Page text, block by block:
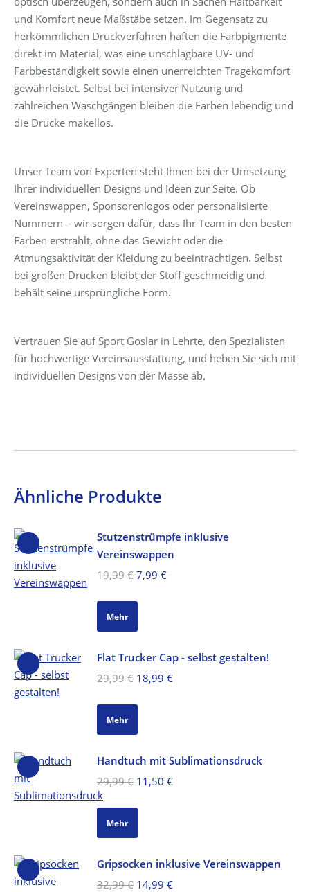
und Komfort neue Maßstäbe setzen. Im Gegensatz zu
herkömmlichen Druckverfahren haften die Farbpigmente
direkt im Material, was eine unschlagbare UV- und
Farbbeständigkeit sowie einen unerreichten Tragekomfort
gewährleistet. Selbst bei intensiver Nutzung und
zahlreichen Waschgängen bleiben die Farben lebendig und
die Drucke makellos.
Unser Team von Experten steht Ihnen bei der Umsetzung
Ihrer individuellen Designs und Ideen zur Seite. Ob
Vereinswappen, Sponsorenlogos oder personalisierte
Nummern – wir sorgen dafür, dass Ihr Team in den besten
Farben erstrahlt, ohne das Gewicht oder die
Atmungsaktivität der Kleidung zu beeinträchtigen. Selbst
bei großen Drucken bleibt der Stoff geschmeidig und
behält seine ursprüngliche Form.
Vertrauen Sie auf Sport Goslar in Lehrte, den Spezialisten
für hochwertige Vereinsausstattung, und heben Sie sich mit
individuellen Designs von der Masse ab.
Ähnliche Produkte
Stutzenstrümpfe inklusive
Vereinswappen
19,99€ Ursprünglicher
7,99 €Aktueller
Mehr
Flat Trucker Cap - selbst gestalten!
29,99€ Ursprünglicher
18,99 €Aktueller
Mehr
Handtuch mit Sublimationsdruck
29,99€ Ursprünglicher
11,50 €Aktueller
Mehr
Gripsocken inklusive Vereinswappen
32,99€ Ursprünglicher
14,99 €Aktueller